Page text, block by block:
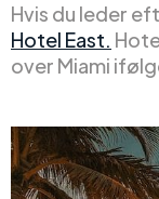
Hvis du leder
Hotel East.
over Miami